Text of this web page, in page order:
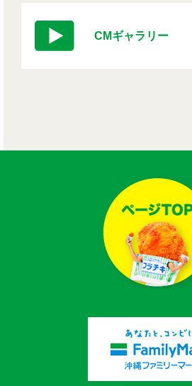
CMギャラリー